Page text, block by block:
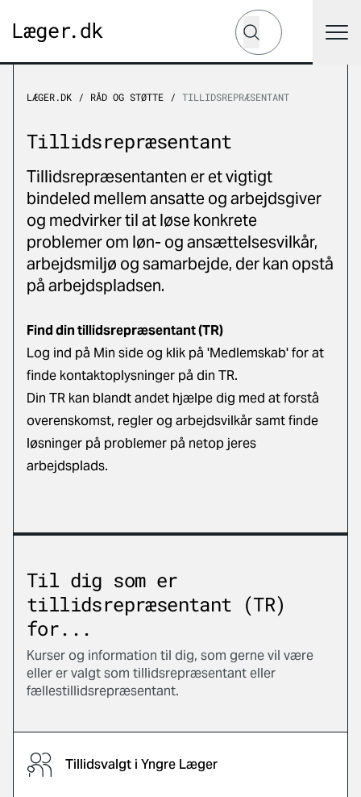
Hvad leder du efter?
Søg
LÆGER.DK RÅD OG STØTTE TILLIDSREPRÆSENTANT
Tillidsrepræsentant
Tillidsrepræsentanten er et vigtigt
bindeled mellem ansatte og arbejdsgiver
og medvirker til at løse konkrete
problemer om løn- og ansættelsesvilkår,
arbejdsmiljø og samarbejde, der kan opstå
på arbejdspladsen.
Find din tillidsrepræsentant (TR)
Log ind på Min side og klik på 'Medlemskab' for at
finde kontaktoplysninger på din TR.
Din TR kan blandt andet hjælpe dig med at forstå
overenskomst, regler og arbejdsvilkår samt finde
løsninger på problemer på netop jeres
arbejdsplads.
Til dig som er
tillidsrepræsentant (TR)
for...
Kurser og information til dig, som gerne vil være
eller er valgt som tillidsrepræsentant eller
fællestillidsrepræsentant.
Tillidsvalgt i Yngre Læger